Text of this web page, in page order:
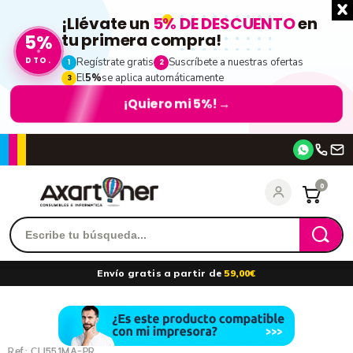
5%
DTO.
¡Llévate un 5% DE DESCUENTOen
tu primera compra!
1 Regístrate gratis 2 Suscríbete a nuestras ofertas
3 El5%se aplica automáticamente
¡Quiero mi 5%! →
entrar
0
Envío gratis a partir de 59,00€